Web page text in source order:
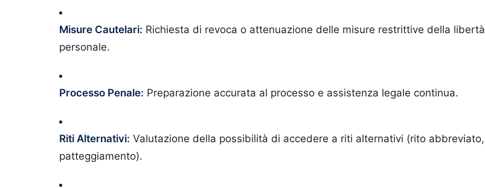
Misure Cautelari: Richiesta di revoca o attenuazione delle misure restrittive della libertà
personale.
Processo Penale: Preparazione accurata al processo e assistenza legale continua.
Riti Alternativi: Valutazione della possibilità di accedere a riti alternativi (rito abbreviato,
patteggiamento).